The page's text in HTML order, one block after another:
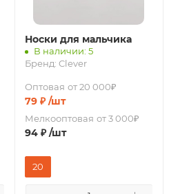
Носки для мальчика
В наличии: 5
Бренд: Clever
Оптовая от 20 000₽
79₽ /шт
Мелкооптовая от 3 000₽
94₽ /шт
20